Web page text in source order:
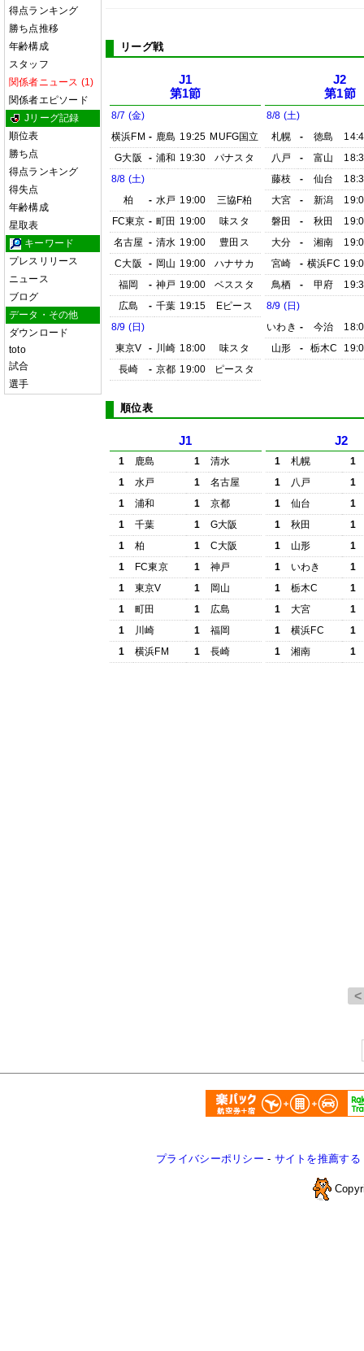
得点ランキング
勝ち点推移
年齢構成
スタッフ
関係者ニュース (1)
関係者エピソード
Jリーグ記録
順位表
勝ち点
得点ランキング
得失点
年齢構成
星取表
キーワード
プレスリリース
ニュース
ブログ
データ・その他
ダウンロード
toto
試合
選手
リーグ戦
J1
第1節
8/7 (金)
横浜FM - 鹿島 19:25 MUFG国立
G大阪
- 浦和 19:30
パナスタ
8/8 (土)
柏
- 水戸 19:00
三協F柏
FC東京 - 町田 19:00
味スタ
名古屋 - 清水 19:00
豊田ス
C大阪
- 岡山 19:00
ハナサカ
福岡
- 神戸 19:00
ベススタ
広島
- 千葉 19:15
Eピース
8/9 (日)
東京V
- 川崎 18:00
味スタ
長崎
- 京都 19:00 ピースタ
J2
第1節
8/8 (土)
札幌
- 徳島
八戸
- 富山
藤枝
- 仙台
大宮
- 新潟
磐田
- 秋田
大分
- 湘南
宮崎
- 横浜FC
鳥栖
- 甲府
8/9 (日)
いわき - 今治
山形
- 栃木C
順位表
J1
1 鹿島 1
清水
1
水戸 1
名古屋
1
浦和 1
京都
1
千葉 1
G大阪
1
柏 1
C大阪
1
FC東京 1
神戸
1
東京V 1
岡山
1
町田 1
広島
1
川崎 1
福岡
1
横浜FM 1 長崎
J2
1 札幌
1
1
八戸
1
1
仙台
1
1
秋田
1
1
山形
1
1
いわき
1
1
栃木C
1
1
大宮
1
1
横浜FC
1
1
湘南 1
プライバシーポリシー - サイトを推薦する